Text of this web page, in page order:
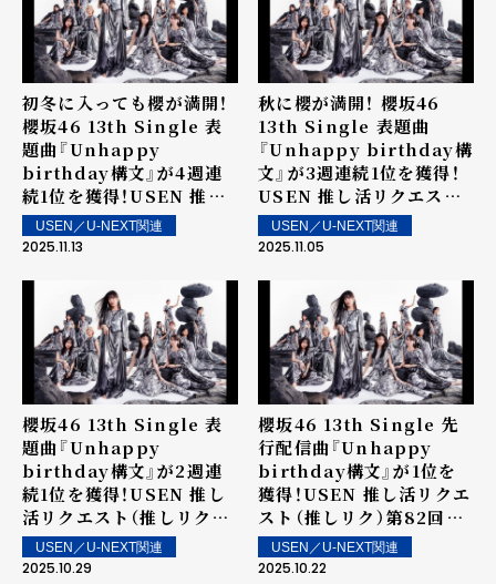
初冬に入っても櫻が満開！
櫻坂46 13th Single 表
題曲『Unhappy
birthday構文』が4週連
続1位を獲得！USEN 推し
活リクエスト（推しリク）
第85回 「ウィークリーラ
ランクイン楽曲は街中・店
内で配信！
USEN／U-NEXT関連
2025.11.13
秋に櫻が満開！ 櫻坂46
13th Single 表題曲
『Unhappy birthday構
文』が3週連続1位を獲得！
USEN 推し活リクエスト
（推しリク）第84回 「ウィ
ークリーランキング」を発
は街中・店内で配信！
USEN／U-NEXT関連
2025.11.05
櫻坂46 13th Single 表
題曲『Unhappy
birthday構文』が2週連
続1位を獲得！USEN 推し
活リクエスト（推しリク）
第83回 「ウィークリーラ
ンキング」を発表！～ 上位
USEN／U-NEXT関連
2025.10.29
櫻坂46 13th Single 先
行配信曲『Unhappy
birthday構文』が1位を
獲得！USEN 推し活リクエ
スト（推しリク）第82回
「ウィークリーランキン
グ」を発表！～ 上位ランク
USEN／U-NEXT関連
2025.10.22